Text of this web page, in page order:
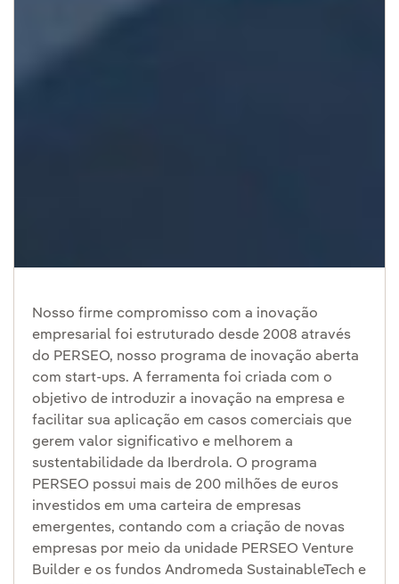
Nosso firme compromisso com a inovação
empresarial foi estruturado desde 2008 através
do PERSEO, nosso programa de inovação aberta
com start-ups. A ferramenta foi criada com o
objetivo de introduzir a inovação na empresa e
facilitar sua aplicação em casos comerciais que
gerem valor significativo e melhorem a
sustentabilidade da Iberdrola. O programa
PERSEO possui mais de 200 milhões de euros
investidos em uma carteira de empresas
emergentes, contando com a criação de novas
empresas por meio da unidade PERSEO Venture
Builder e os fundos Andromeda SustainableTech e